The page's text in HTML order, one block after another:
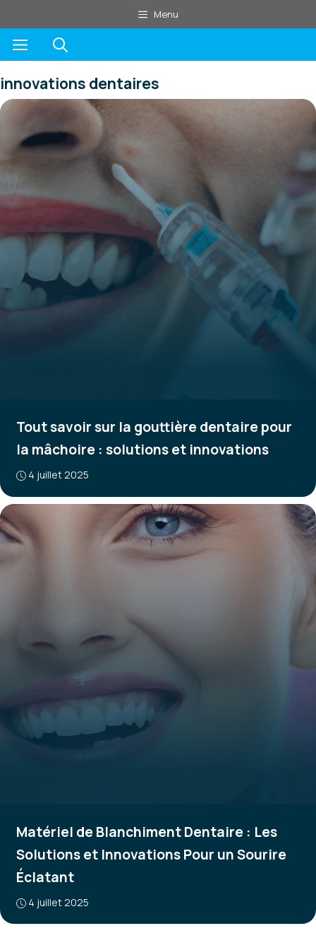
au
contenu
Menu
Menu
innovations dentaires
Tout savoir sur la gouttière dentaire pour
la mâchoire : solutions et innovations
4 juillet 2025
Matériel de Blanchiment Dentaire : Les
Solutions et Innovations Pour un Sourire
Éclatant
4 juillet 2025